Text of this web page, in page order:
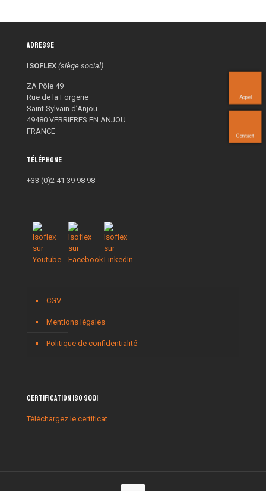
Adresse
ISOFLEX (siège social)
ZA Pôle 49
Rue de la Forgerie
Saint Sylvain d’Anjou
49480 VERRIERES EN ANJOU
FRANCE
Téléphone
+33 (0)2 41 39 98 98
CGV
Mentions légales
Politique de confidentialité
Certification ISO 9001
Téléchargez le certificat
Appel
Contact